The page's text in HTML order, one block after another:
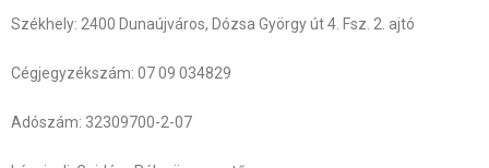
Székhely: 2400 Dunaújváros, Dózsa György út 4. Fsz. 2. ajtó
Cégjegyzékszám: 07 09 034829
Adószám: 32309700-2-07